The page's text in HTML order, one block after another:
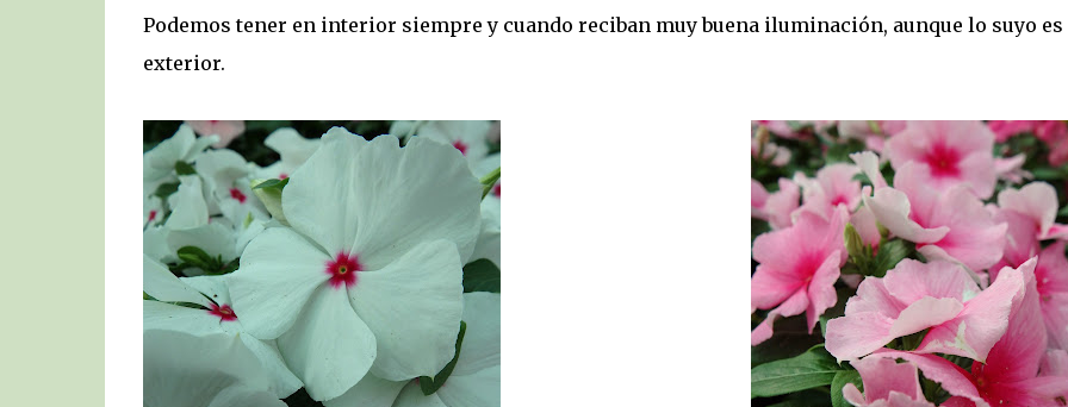
Podemos tener en interior siempre y cuando reciban muy buena iluminación, aunque lo suyo es
exterior.